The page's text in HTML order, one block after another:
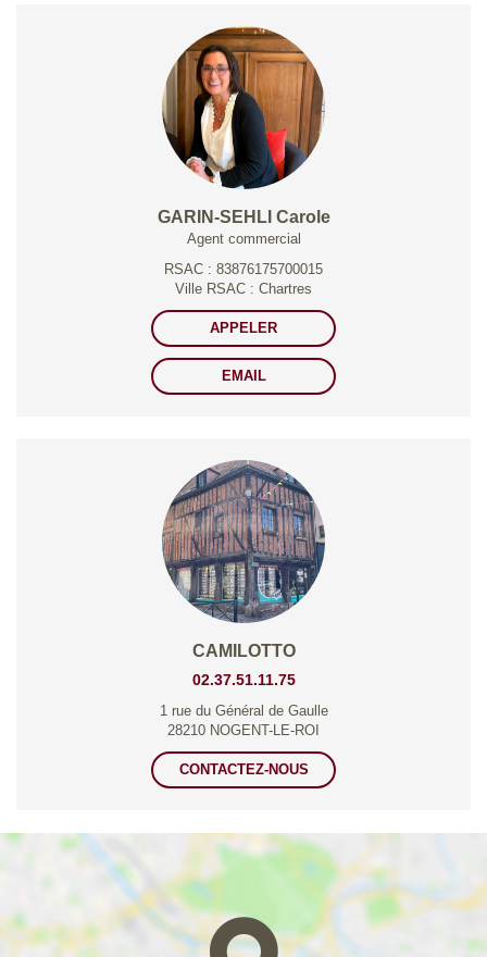
GARIN-SEHLI Carole
Agent commercial
RSAC : 83876175700015
Ville RSAC : Chartres
APPELER
EMAIL
CAMILOTTO
02.37.51.11.75
1 rue du Général de Gaulle
28210 NOGENT-LE-ROI
CONTACTEZ-NOUS